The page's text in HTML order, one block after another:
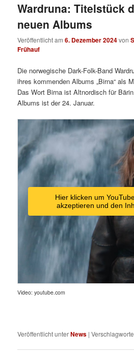
Wardruna: Titelstück
neuen Albums
Veröffentlicht am6. Dezember 2024von
Frühauf
Die norwegische Dark-Folk-Band
ihres kommenden Albums „Birna“ als
Das Wort Birna ist Altnordisch für
Albums ist der 24. Januar.
Hier klicken um
akzeptieren und den
Video: youtube.com
Veröffentlicht unterNews |